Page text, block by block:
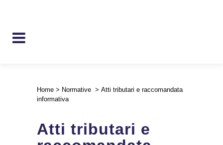
Home > Normative > Atti tributari e raccomandata
informativa
Atti tributari e